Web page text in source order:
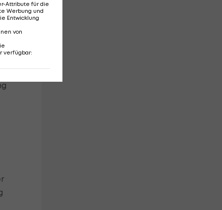
Attribute für die
Werbung und
Entwicklung
von
verfügbar: